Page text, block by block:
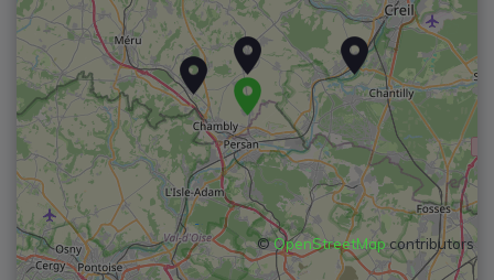
©OpenStreetMapcontributors